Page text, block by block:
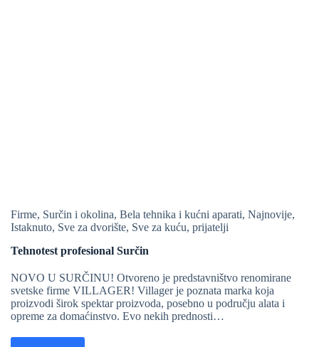
Firme, Surčin i okolina, Bela tehnika i kućni aparati, Najnovije,
Istaknuto, Sve za dvorište, Sve za kuću, prijatelji
Tehnotest profesional Surčin
NOVO U SURČINU! Otvoreno je predstavništvo renomirane
svetske firme VILLAGER! Villager je poznata marka koja
proizvodi širok spektar proizvoda, posebno u području alata i
opreme za domaćinstvo. Evo nekih prednosti…